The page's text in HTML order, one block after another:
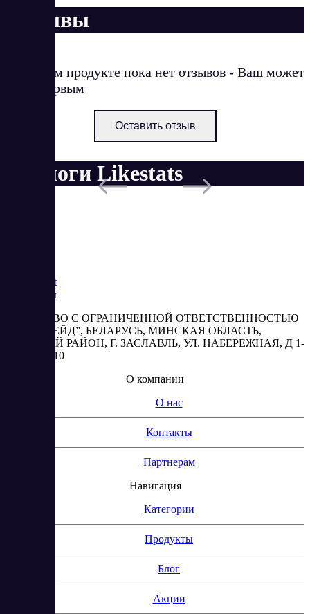
Отзывы
О данном продукте пока нет отзывов - Ваш может
стать первым
Оставить отзыв
Аналоги Likestats
Market
Реквизиты
ОБЩЕСТВО С ОГРАНИЧЕННОЙ ОТВЕТСТВЕННОСТЬЮ
“АБЕСТРЕЙД”, БЕЛАРУСЬ, МИНСКАЯ ОБЛАСТЬ,
МИНСКИЙ РАЙОН, Г. ЗАСЛАВЛЬ, УЛ. НАБЕРЕЖНАЯ, Д 1-
2, КОМ. 310
О компании
О нас
Контакты
Партнерам
Навигация
Категории
Продукты
Блог
Акции